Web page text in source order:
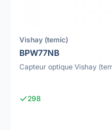
Vishay (temic)
BPW77NB
Capteur optique Vishay
298